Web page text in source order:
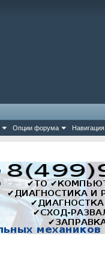
Опции форума Навигация